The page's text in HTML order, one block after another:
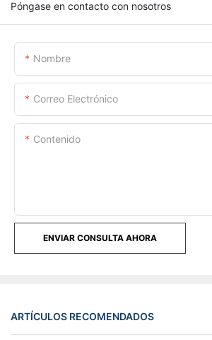
Póngase en contacto con nosotros
Nombre
Correo Electrónico
Contenido
ENVIAR CONSULTA AHORA
ARTÍCULOS RECOMENDADOS